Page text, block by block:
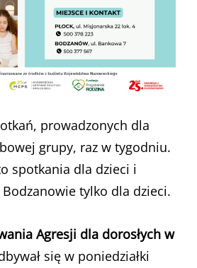
prowadzonych dla
grupy, raz w tygodniu.
spotkania dla dzieci i
Bodzanowie tylko dla dzieci.
Agresji dla dorosłych w
się w poniedziałki